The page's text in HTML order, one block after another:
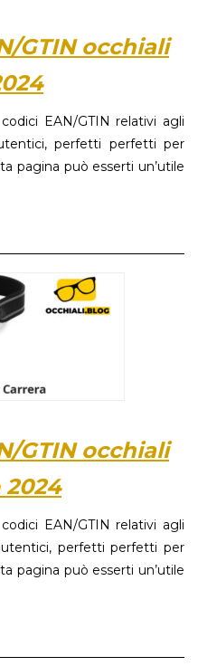
GTIN occhiali
EAN/GTIN relativi agli
perfetti perfetti per
pagina può esserti un’utile
GTIN occhiali
2024
EAN/GTIN relativi agli
perfetti perfetti per
pagina può esserti un’utile